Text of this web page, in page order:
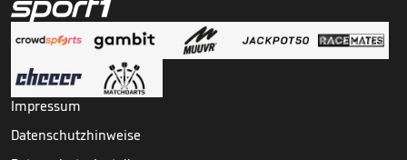
Impressum
Datenschutzhinweise